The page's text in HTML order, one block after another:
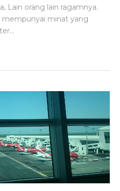
Lain orang lain ragamnya.
mempunyai minat yang